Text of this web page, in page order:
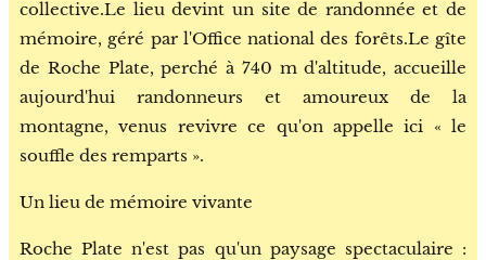
collective.Le lieu devint un site de randonnée et de
mémoire, géré par l'Office national des forêts.Le gîte
de Roche Plate, perché à 740 m d'altitude, accueille
aujourd'hui randonneurs et amoureux de la
montagne, venus revivre ce qu'on appelle ici « le
souffle des remparts ».
Un lieu de mémoire vivante
Roche Plate n'est pas qu'un paysage spectaculaire :